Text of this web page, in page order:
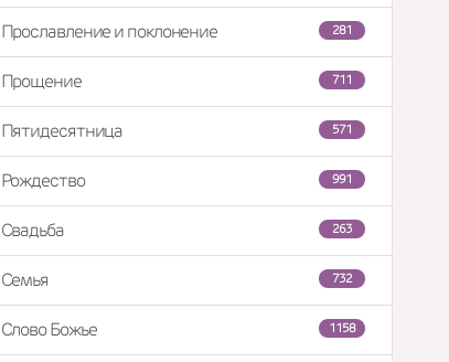
281
Прославление и поклонение
711
Прощение
571
Пятидесятница
991
Рождество
263
Свадьба
732
Семья
1158
Слово Божье